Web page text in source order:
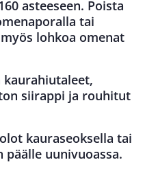
asteeseen. Poista
tai
lohkoa omenat
kaurahiutaleet,
siirappi ja rouhitut
kauraseoksella tai
uunivuoassa.